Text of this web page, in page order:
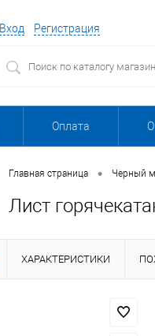
Вход Регистрация
Оплата
Главная страница • Черный
Лист
ХАРАКТЕРИСТИКИ